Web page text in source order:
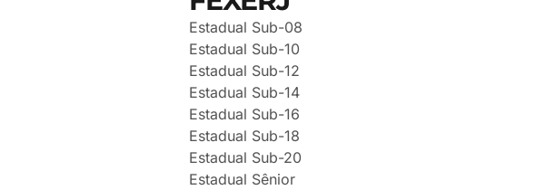
Estadual Sub-08
Estadual Sub-10
Estadual Sub-12
Estadual Sub-14
Estadual Sub-16
Estadual Sub-18
Estadual Sub-20
Estadual Sênior